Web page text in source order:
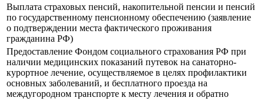
Выплата страховых пенсий, накопительной пенсии и пенсий
по государственному пенсионному обеспечению (заявление
о подтверждении места фактического проживания
гражданина РФ)
Предоставление Фондом социального страхования РФ при
наличии медицинских показаний путевок на санаторно-
курортное лечение, осуществляемое в целях профилактики
основных заболеваний, и бесплатного проезда на
междугородном транспорте к месту лечения и обратно